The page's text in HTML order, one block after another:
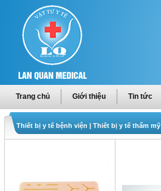
Trang chủ Giới thiệu Tin tức
Thiết bị y tế bệnh viện | Thiết bị y tế thẩm mỹ